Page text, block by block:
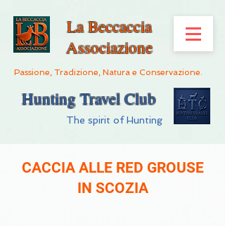
La Beccaccia
Associazione
Passione, Tradizione, Natura e Conservazione.
Hunting Travel Club
The spirit of Hunting
CACCIA ALLE RED GROUSE
IN SCOZIA